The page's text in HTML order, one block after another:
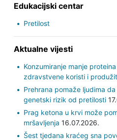
Edukacijski centar
Pretilost
Aktualne vijesti
Konzumiranje manje
zdravstvene koristi i
Prehrana pomaže ljudima
genetski rizik od pretilosti
Prag ketona u krvi može
mršavljenja 16.07.2026.
Šest tjedana kraćeg sna